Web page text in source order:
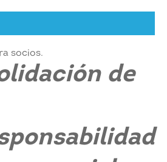
socios.
de